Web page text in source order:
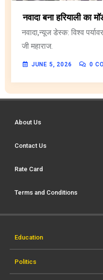
नवादा बना हरियाली का
नवादा,न्यूज डेस्क: विश्व
जी महाराज.
JUNE 5, 2026 0
About Us
Contact Us
Rate Card
Terms and Conditions
Education
Politics